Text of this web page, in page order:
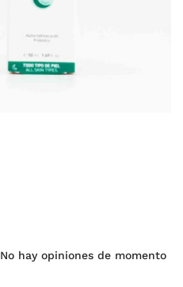
No hay opiniones de momento